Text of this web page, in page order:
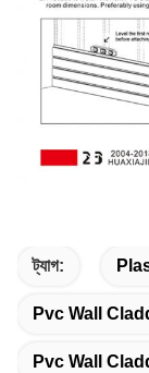
ট্যাগ:
Pvc Wall
Pvc Wall